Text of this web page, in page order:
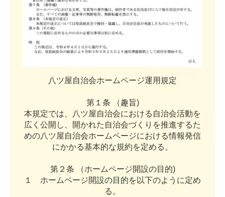
八 ツ屋自治会ホー ムページ運用 規定
第１ 条 （趣旨)
本規定では 八 ツ屋自治会における 自治会活動を
広 く 公開 し 開かれた 自治会づく り を推進するた
めの八 ツ屋自治会ホー ムページにおける情報発信
にかかる基本的な規約を定める 。
第２ 条 （ホー ムページ開設の目 的)
１
ホー ムページ開設の目 的を 以下のよ う に定め
る 。